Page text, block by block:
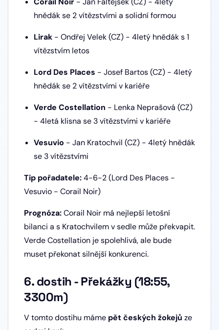
hnědák se 2 vítězstvími a solidní formou
Lirak - Ondřej Velek (CZ) - 4letý hnědák s 1
vítězstvím letos
Lord Des Places - Josef Bartos (CZ) - 4letý
hnědák se 2 vítězstvími v kariéře
Verde Costellation - Lenka Neprašová (CZ)
- 4letá klisna se 3 vítězstvími v kariéře
Vesuvio - Jan Kratochvil (CZ) - 4letý hnědák
se 3 vítězstvími
Tip pořadatele:4-6-2 (Lord Des Places -
Vesuvio - Corail Noir)
Prognóza:Corail Noir má nejlepší letošní
bilanci a s Kratochvilem v sedle může překvapit.
Verde Costellation je spolehlivá, ale bude
muset překonat silnější konkurenci.
6. dostih - Překážky (18:55,
3300m)
V tomto dostihu máme pět českých žokejů ze